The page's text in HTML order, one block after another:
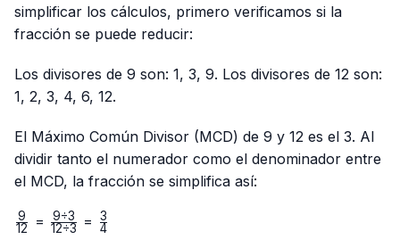
simplificar los cálculos, primero verificamos si la
fracción se puede reducir:
Los divisores de 9 son: 1, 3, 9. Los divisores de 12 son:
1, 2, 3, 4, 6, 12.
El Máximo Común Divisor (MCD) de 9 y 12 es el 3. Al
dividir tanto el numerador como el denominador entre
el MCD, la fracción se simplifica así:
\frac{9}
12
9 = \frac{9
12÷3
9÷3 = \frac{3}
4
3